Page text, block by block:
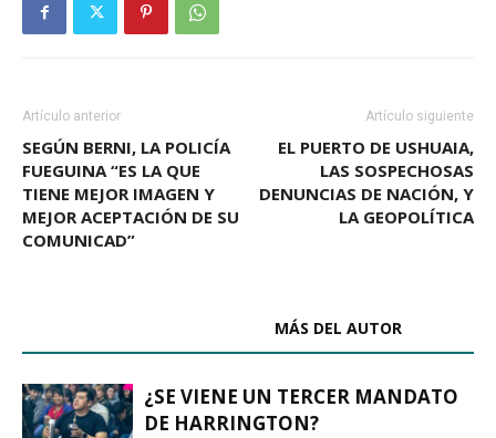
Artículo anterior
SEGÚN BERNI, LA POLICÍA
FUEGUINA “ES LA QUE
TIENE MEJOR IMAGEN Y
MEJOR ACEPTACIÓN DE SU
COMUNICAD”
Artículo siguiente
EL PUERTO DE USHUAIA,
LAS SOSPECHOSAS
DENUNCIAS DE NACIÓN, Y
LA GEOPOLÍTICA
MÁS DEL AUTOR
¿SE VIENE UN TERCER MANDATO
DE HARRINGTON?